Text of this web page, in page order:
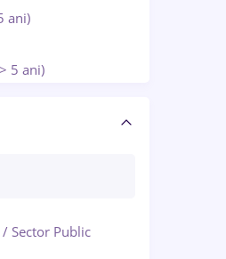
ani)
5 ani)
Sector Public